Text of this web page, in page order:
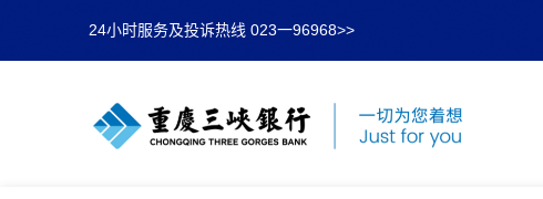
24小时服务及投诉热线 023一96968>>